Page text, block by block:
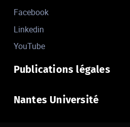
Facebook
Linkedin
YouTube
Publications légales
Nantes Université